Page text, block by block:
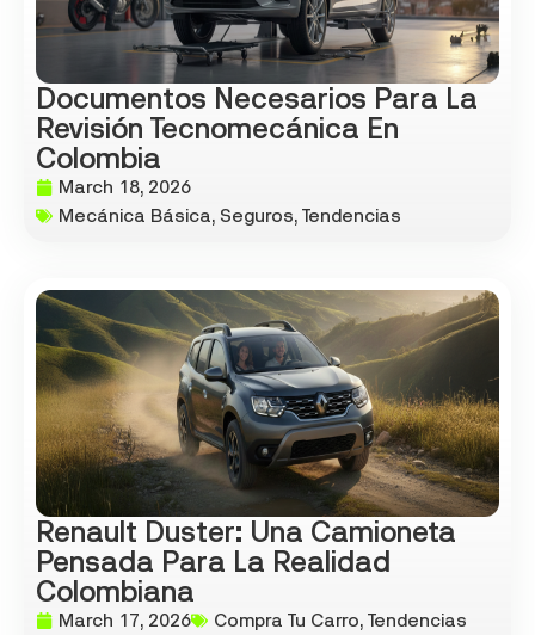
Documentos Necesarios Para La
Revisión Tecnomecánica En
Colombia
March 18, 2026
Mecánica Básica, Seguros,Tendencias
Renault Duster: Una Camioneta
Pensada Para La Realidad
Colombiana
March 17, 2026 Compra Tu Carro,Tendencias